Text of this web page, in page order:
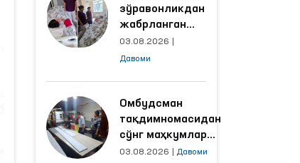
зўравонликдан
жабрланган
аёлнинг ҳолати
Омбудсман
03.08.2026
Давоми
Омбудсман
тақдимномасидан
сўнг маҳкумлар
меҳнат қилаётган
03.08.2026 Давоми